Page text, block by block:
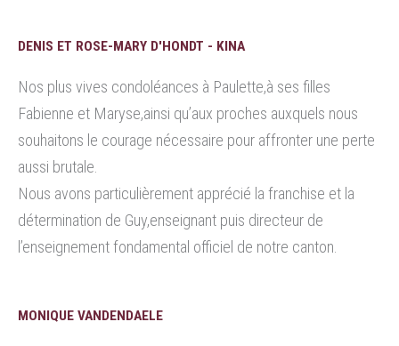
DENIS ET ROSE-MARY D'HONDT - KINA
Nos plus vives condoléances à Paulette,à ses filles
Fabienne et Maryse,ainsi qu’aux proches auxquels nous
souhaitons le courage nécessaire pour affronter une perte
aussi brutale.
Nous avons particulièrement apprécié la franchise et la
détermination de Guy,enseignant puis directeur de
l’enseignement fondamental officiel de notre canton.
MONIQUE VANDENDAELE